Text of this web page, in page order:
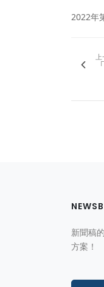
2022年
上
新聞稿
方案！